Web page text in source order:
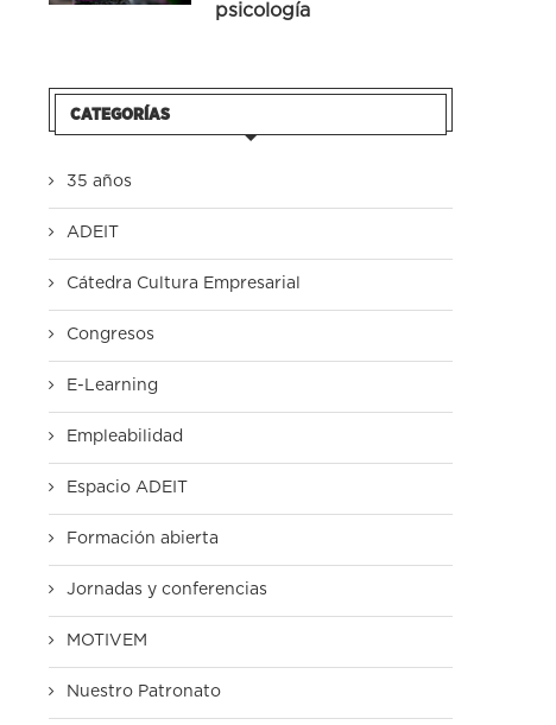
psicología
CATEGORÍAS
35 años
ADEIT
Cátedra Cultura Empresarial
Congresos
E-Learning
Empleabilidad
Espacio ADEIT
Formación abierta
Jornadas y conferencias
MOTIVEM
Nuestro Patronato